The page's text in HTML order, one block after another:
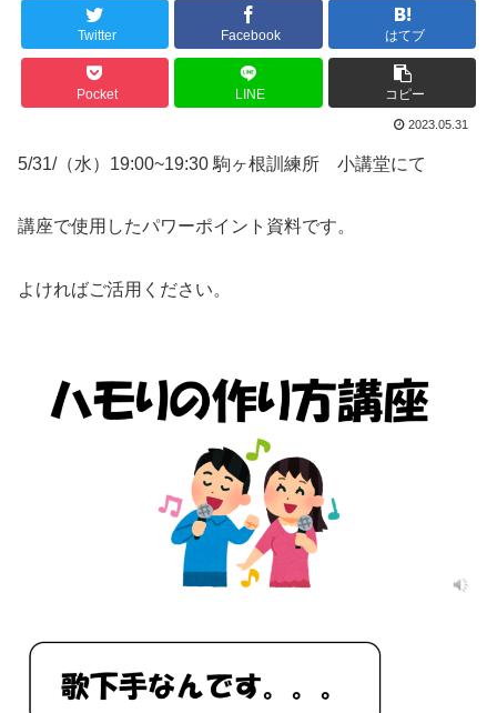
Twitter Facebook はてブ
Pocket LINE コピー
2023.05.31
5/31/（水）19:00~19:30 駒ヶ根訓練所 小講堂にて
講座で使用したパワーポイント資料です。
よければご活用ください。